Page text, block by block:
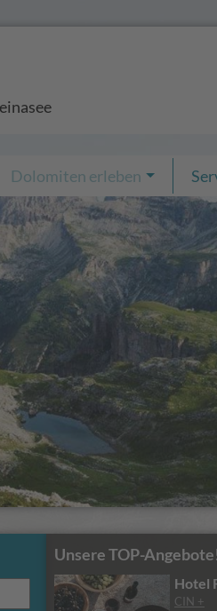
Unsere TOP-Angebote!
Hotel
CIN +
Dolomiten erleben